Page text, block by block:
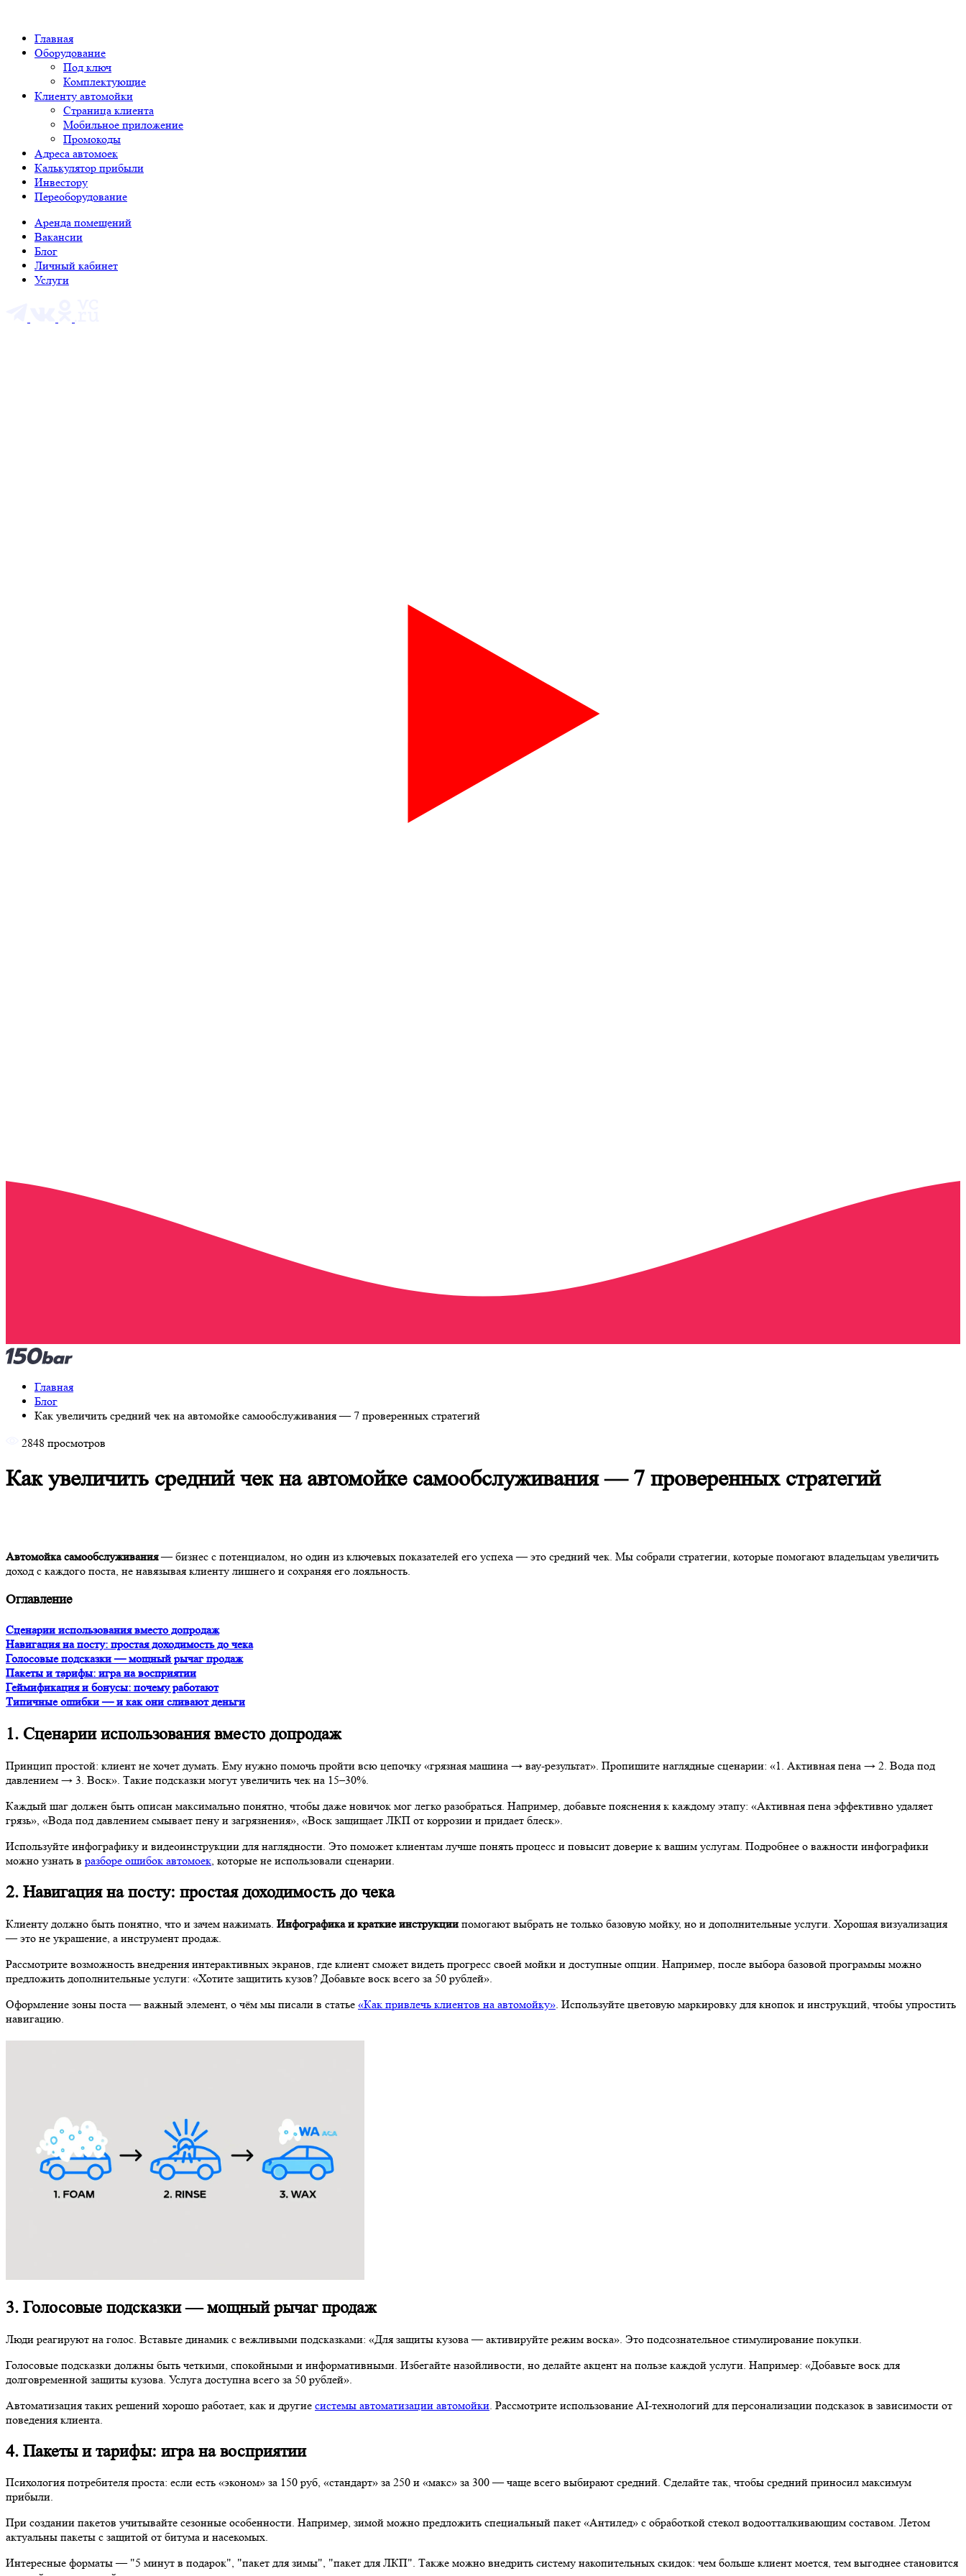
Главная
Оборудование
Под ключ
Комплектующие
Клиенту автомойки
Страница клиента
Мобильное приложение
Промокоды
Адреса автомоек
Калькулятор прибыли
Инвестору
Переоборудование
Аренда помещений
Вакансии
Блог
Личный кабинет
Услуги
Главная
Как увеличить средний чек на автомойке самообслуживания — 7 проверенных стратегий
2848 просмотров
Как увеличить средний чек на автомойке самообслуживания — 7 проверенных стратегий
Оглавление
Сценарии использования вместо допродаж
Навигация на посту: простая доходимость до чека
Пакеты и тарифы: игра на восприятии
Геймификация и бонусы: почему работают
Типичные ошибки — и как они сливают деньги
1. Сценарии использования вместо допродаж
давлением → 3. Воск». Такие подсказки могут увеличить чек на 15–30%.
грязь», «Вода под давлением смывает пену и загрязнения», «Воск защищает ЛКП от коррозии и придает блеск».
можно узнать вразборе ошибок автомоек, которые не использовали сценарии.
Клиенту должно быть понятно, что и зачем нажимать.Инфографика и краткие инструкции
Рассмотрите возможность внедрения интерактивных экранов, где клиент сможет видеть прогресс своей мойки и доступные опции. Например, после выбора базовой программы можно
предложить дополнительные услуги: «Хотите защитить кузов? Добавьте воск всего за 50 рублей».
Оформление зоны поста — важный элемент, о чём мы писали в статье
долговременной защиты кузова. Услуга доступна всего за 50 рублей».
Автоматизация таких решений хорошо работает, как и другие
системы автоматизации автомойки
. Рассмотрите использование AI-технологий для персонализации подсказок в зависимости от
поведения клиента.
4. Пакеты и тарифы: игра на восприятии
Психология потребителя проста: если есть «эконом» за 150 руб, «стандарт» за 250 и «макс» за 300 — чаще всего выбирают средний. Сделайте так, чтобы средний приносил максимум
прибыли.
При создании пакетов учитывайте сезонные особенности. Например, зимой можно предложить специальный пакет «Антилед» с обработкой стекол водоотталкивающим составом. Летом
актуальны пакеты с защитой от битума и насекомых.
Интересные форматы — "5 минут в подарок", "пакет для зимы", "пакет для ЛКП". Также можно внедрить систему накопительных скидок: чем больше клиент моется, тем выгоднее становится
каждый последующий раз.